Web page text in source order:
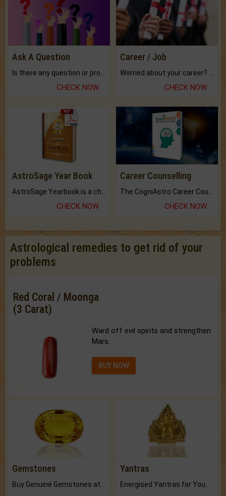
Ask A Question
CHECK NOW
Career / Job
CHECK NOW
AstroSage Year Book
CHECK NOW
Career Counselling
CHECK NOW
Astrological remedies to get rid of your
problems
Red Coral / Moonga
(3 Carat)
Ward off evil spirits and strengthen
Mars.
BUY NOW
Gemstones Yantras
Energised Yantras for You.